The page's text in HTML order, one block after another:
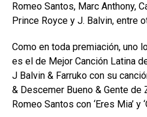
Romeo Santos, Marc Anthony,
Prince Royce y J. Balvin, entre
Como en toda premiación, uno
es el de Mejor Canción Latina
J Balvin & Farruko con su
& Descemer Bueno & Gente de
Romeo Santos con ‘Eres Mia’ y